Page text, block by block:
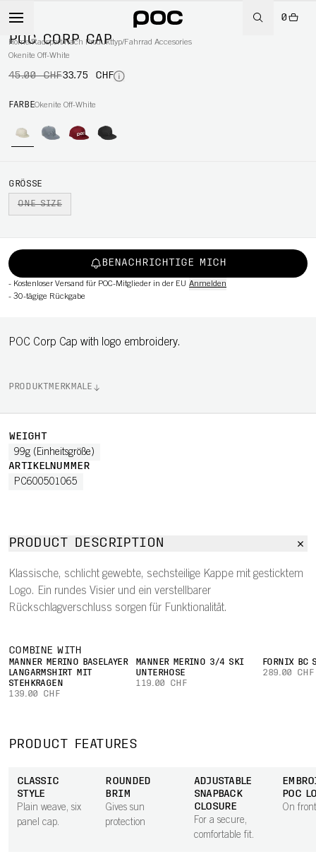
0
Home/Radsport/Nach Produkttyp/Fahrrad Accesories
-25%
POC CORP CAP
Okenite Off-White
45.00 CHF33.75 CHF
FARBEOkenite Off-White
GRÖSSE
ONE SIZE
BENACHRICHTIGE MICH
- Kostenloser Versand für POC-Mitglieder in der EU Anmelden
- 30-tägige Rückgabe
POC Corp Cap with logo embroidery.
PRODUKTMERKMALE
WEIGHT
99g (Einheitsgröße)
ARTIKELNUMMER
PC600501065
PRODUCT DESCRIPTION
Klassische, schlicht gewebte, sechsteilige Kappe mit gesticktem
Logo. Ein rundes Visier und ein verstellbarer
Rückschlagverschluss sorgen für Funktionalität.
COMBINE WITH
MÄNNER MERINO BASELAYER
LANGARMSHIRT MIT
STEHKRAGEN
139.00 CHF
MÄNNER MERINO 3/4 SKI
UNTERHOSE
119.00 CHF
FORNIX BC
289.00 CHF
PRODUCT FEATURES
CLASSIC
STYLE
Plain weave, six
panel cap.
ROUNDED
BRIM
Gives sun
protection
ADJUSTABLE
SNAPBACK
CLOSURE
For a secure,
comfortable fit.
POC
On